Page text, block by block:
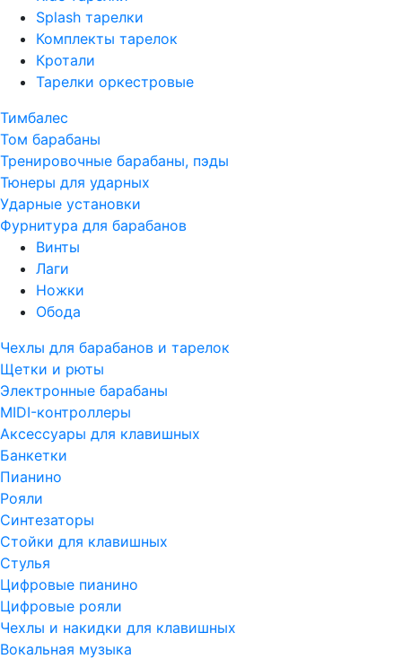
Splash тарелки
Комплекты тарелок
Кротали
Тарелки оркестровые
Тимбалес
Том барабаны
Тренировочные барабаны, пэды
Тюнеры для ударных
Ударные установки
Фурнитура для барабанов
Винты
Лаги
Ножки
Обода
Чехлы для барабанов и тарелок
Щетки и рюты
Электронные барабаны
MIDI-контроллеры
Аксессуары для клавишных
Банкетки
Пианино
Рояли
Синтезаторы
Стойки для клавишных
Стулья
Цифровые пианино
Цифровые рояли
Чехлы и накидки для клавишных
Вокальная музыка